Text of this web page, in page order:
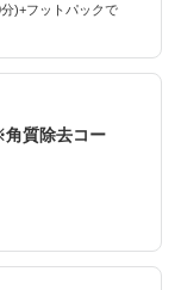
)+フットパックで
質除去コー